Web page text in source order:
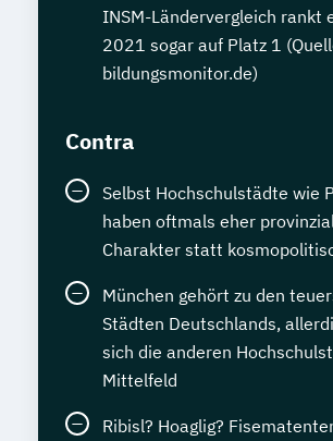
INSM-Ländervergleich rankt
2021 sogar auf Platz 1
bildungsmonitor.de)
Contra
Selbst Hochschulstädte wie
haben oftmals eher
Charakter statt
München gehört zu den
Städten Deutschlands,
sich die anderen
Mittelfeld
Ribisl? Hoaglig?